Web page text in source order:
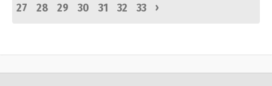
27
28 29 30 31 32 33 ›